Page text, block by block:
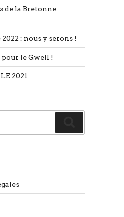
de la Bretonne
: nous y serons !
le Gwell !
2021